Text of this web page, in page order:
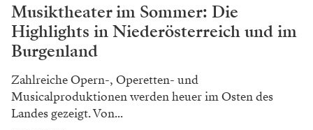
Musiktheater im Sommer: Die
Highlights in Niederösterreich und im
Burgenland
Zahlreiche Opern-, Operetten- und
Musicalproduktionen werden heuer im Osten des
Landes gezeigt. Von...